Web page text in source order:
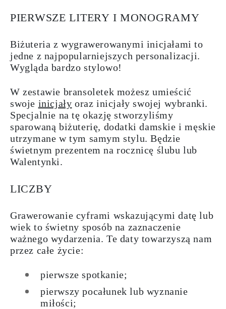
PIERWSZE LITERY I MONOGRAMY
Biżuteria z wygrawerowanymi inicjałami to
jedne z najpopularniejszych personalizacji.
Wygląda bardzo stylowo!
W zestawie bransoletek możesz umieścić
swoje inicjały oraz inicjały swojej wybranki.
Specjalnie na tę okazję stworzyliśmy
sparowaną biżuterię, dodatki damskie i męskie
utrzymane w tym samym stylu. Będzie
świetnym prezentem na rocznicę ślubu lub
Walentynki.
LICZBY
Grawerowanie cyframi wskazującymi datę lub
wiek to świetny sposób na zaznaczenie
ważnego wydarzenia. Te daty towarzyszą nam
przez całe życie:
pierwsze spotkanie;
pierwszy pocałunek lub wyznanie
miłości;